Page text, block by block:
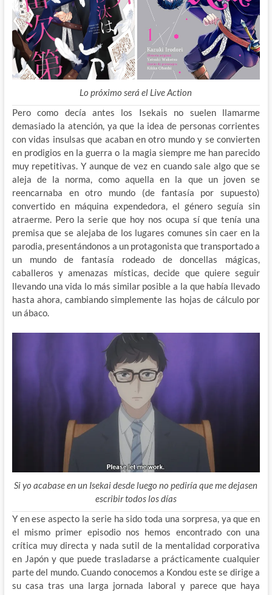
Lo próximo será el Live Action
Pero como decía antes los Isekais no suelen llamarme
demasiado la atención, ya que la idea de personas corrientes
con vidas insulsas que acaban en otro mundo y se convierten
en prodigios en la guerra o la magia siempre me han parecido
muy repetitivas. Y aunque de vez en cuando sale algo que se
aleja de la norma, como aquella en la que un joven se
reencarnaba en otro mundo (de fantasía por supuesto)
convertido en máquina expendedora, el género seguía sin
atraerme. Pero la serie que hoy nos ocupa sí que tenía una
premisa que se alejaba de los lugares comunes sin caer en la
parodia, presentándonos a un protagonista que transportado a
un mundo de fantasía rodeado de doncellas mágicas,
caballeros y amenazas místicas, decide que quiere seguir
llevando una vida lo más similar posible a la que había llevado
hasta ahora, cambiando simplemente las hojas de cálculo por
un ábaco.
Si yo acabase en un Isekai desde luego no pediría que me dejasen
escribir todos los días
Y en ese aspecto la serie ha sido toda una sorpresa, ya que en
el mismo primer episodio nos hemos encontrado con una
crítica muy directa y nada sutil de la mentalidad corporativa
en Japón y que puede trasladarse a prácticamente cualquier
parte del mundo. Cuando conocemos a Kondou este se dirige a
su casa tras una larga jornada laboral y parece que haya